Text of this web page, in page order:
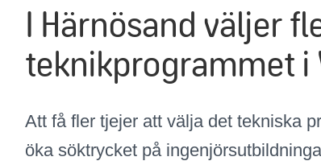
I Härnösand väljer
teknikprogrammet i
Att få fler tjejer att välja det tekniska
öka söktrycket på